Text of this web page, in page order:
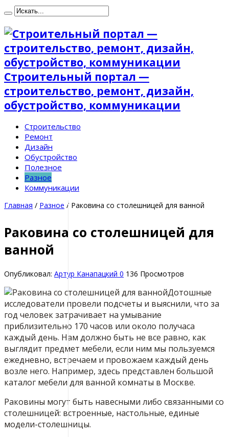
Строительный портал —
строительство, ремонт, дизайн,
обустройство, коммуникации
Строительство
Ремонт
Дизайн
Обустройство
Полезное
Разное
Коммуникации
Главная / Разное / Раковина со столешницей для ванной
Раковина со столешницей для
ванной
Опубликовал: Артур Канапацкий 0 136 Просмотров
Дотошные
исследователи провели подсчеты и выяснили, что за
год человек затрачивает на умывание
приблизительно 170 часов или около получаса
каждый день. Нам должно быть не все равно, как
выглядит предмет мебели, если ним мы пользуемся
ежедневно, встречаем и провожаем каждый день
возле него. Например, здесь представлен большой
каталог мебели для ванной комнаты в Москве.
Раковины могут быть навесными либо связанными со
столешницей: встроенные, настольные, единые
модели-столешницы.